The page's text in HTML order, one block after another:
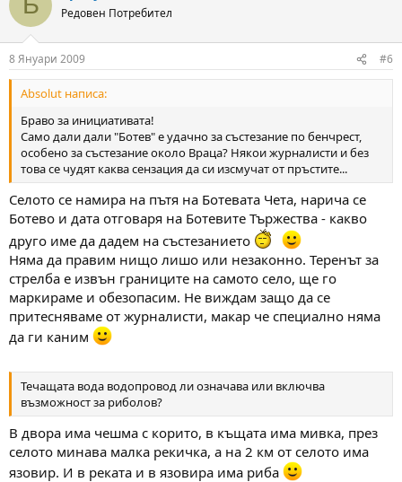
Редовен Потребител
8 Януари 2009 #6
Absolut написа:
Браво за инициативата!
Само дали дали "Ботев" е удачно за състезание по бенчрест,
особено за състезание около Враца? Някои журналисти и без
това се чудят каква сензация да си изсмучат от пръстите...
Селото се намира на пътя на Ботевата Чета, нарича се
Ботево и дата отговаря на Ботевите Тържества - какво
друго име да дадем на състезанието
Няма да правим нищо лишо или незаконно. Теренът за
стрелба е извън границите на самото село, ще го
маркираме и обезопасим. Не виждам защо да се
притесняваме от журналисти, макар че специално няма
да ги каним
Течащата вода водопровод ли означава или включва
възможност за риболов?
В двора има чешма с корито, в къщата има мивка, през
селото минава малка рекичка, а на 2 км от селото има
язовир. И в реката и в язовира има риба